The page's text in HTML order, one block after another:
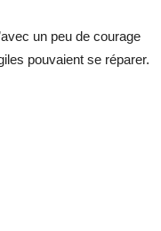
un peu de courage
pouvaient se réparer.